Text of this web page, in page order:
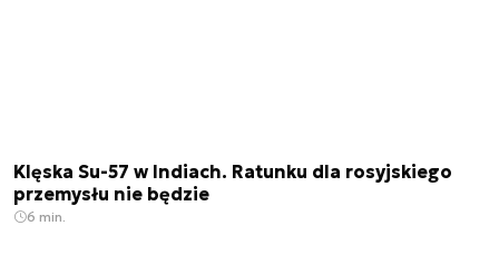
Klęska Su-57 w Indiach. Ratunku dla rosyjskiego
przemysłu nie będzie
6 min.